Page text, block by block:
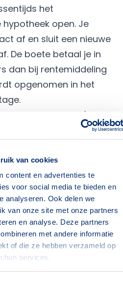
van cookies
content en advertenties te
voor social media te bieden en
analyseren. Ook delen we
van onze site met onze partners
en analyse. Deze partners
met andere informatie
of die ze hebben verzameld op
hun services.
het
open. Je
af en sluit een nieuwe
De boete betaal je in
dan bij rentemiddeling
opgenomen in het
of
ofbankspaarhypotheek
de spaarhypotheek
Ga je minder
je meer premie
te behalen
te kunnen aflossen.